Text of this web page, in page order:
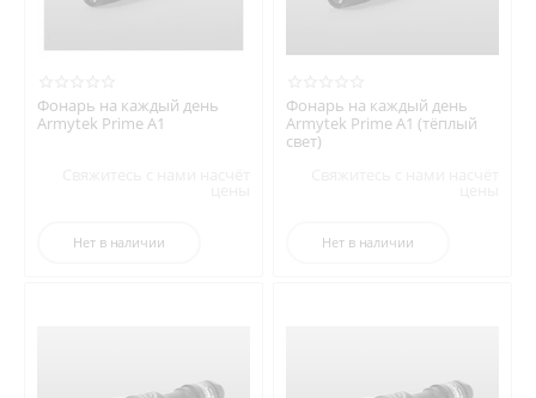
Фонарь на каждый день
Armytek Prime A1
Нет в наличии
Фонарь на каждый день
Armytek Prime A1 (тёплый
свет)
Нет в наличии